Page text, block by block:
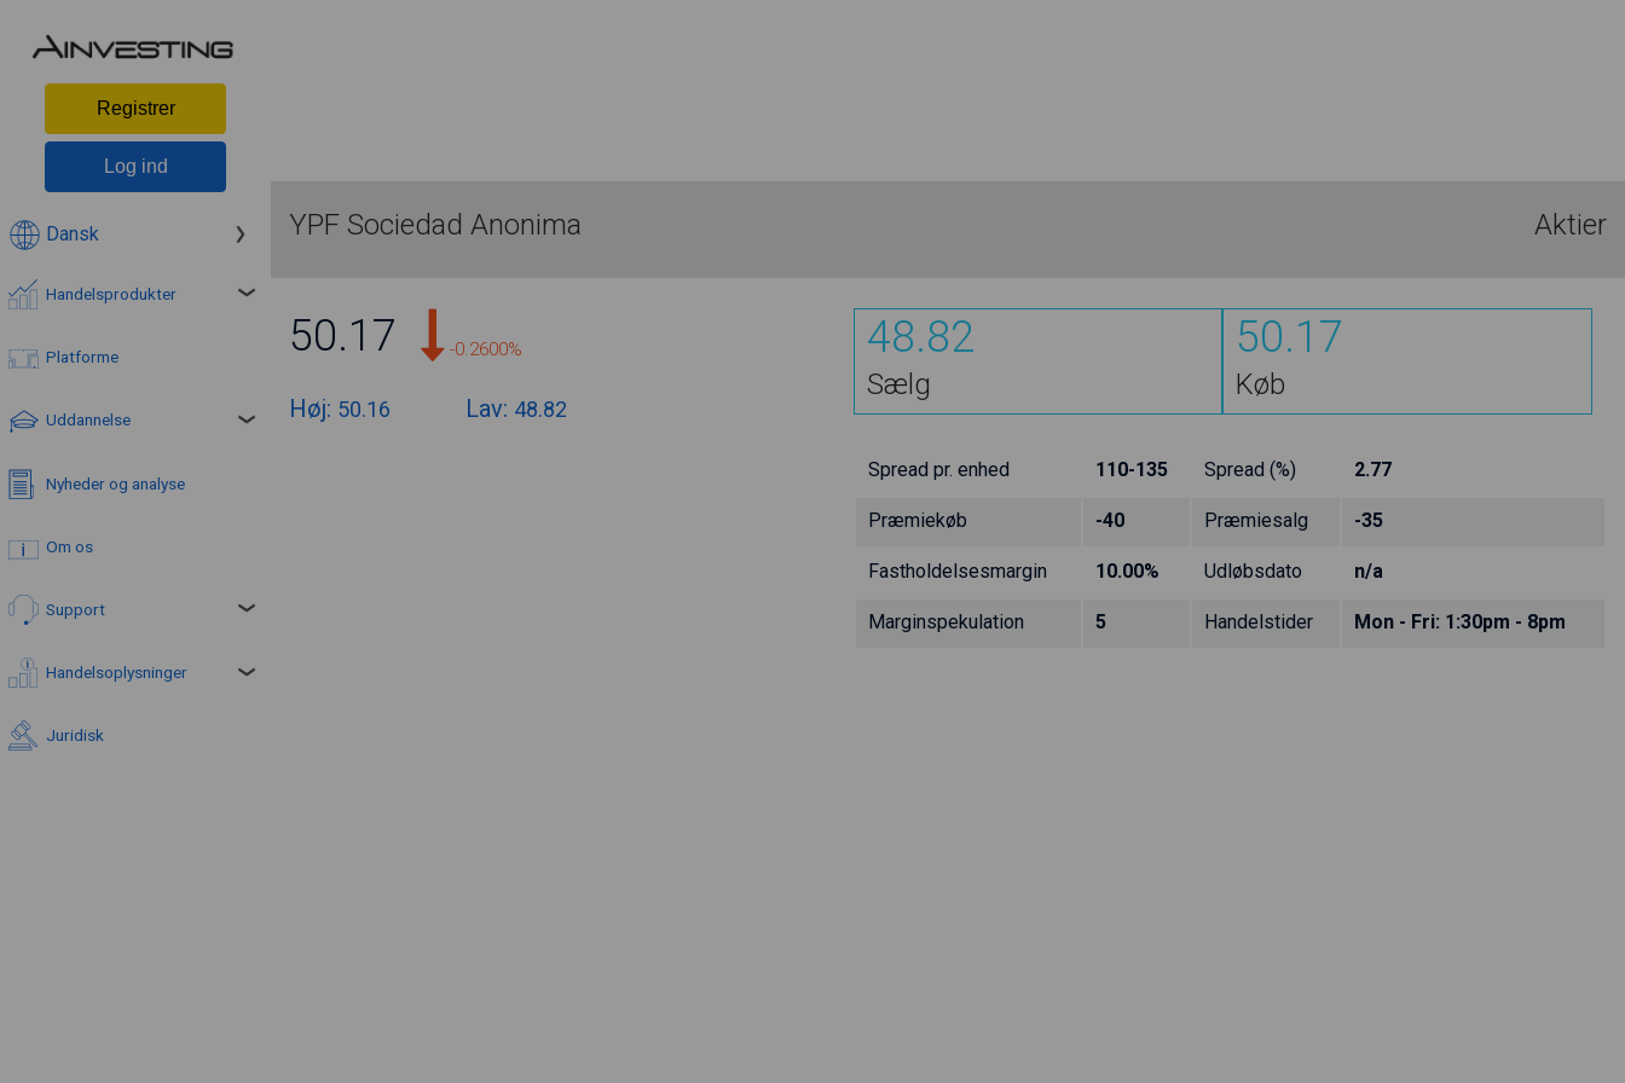
Registrer
Log ind
Dansk
Handelsprodukter
Platforme
Uddannelse
Nyheder og analyse
Om os
Support
Handelsoplysninger
Juridisk
YPF Sociedad Anonima Aktier
50.17 -0.2600%
Høj: 50.16 Lav: 48.82
48.82
Sælg
50.17
Køb
Spread pr. enhed 110-135 Spread (%) 2.77
Præmiekøb -40 Præmiesalg -35
Fastholdelsesmargin 10.00% Udløbsdato n/a
Marginspekulation 5 Handelstider Mon - Fri: 1:30pm - 8pm